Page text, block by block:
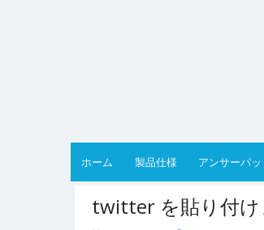
ホーム 製品仕様 アンサーパッ
twitter を貼り付け